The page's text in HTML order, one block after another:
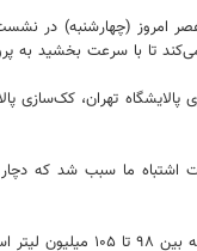
امروز (چهارشنبه) در
تا با سرعت بخشید به
تهران، کک‌سازی
اشتباه ما سبب شد که